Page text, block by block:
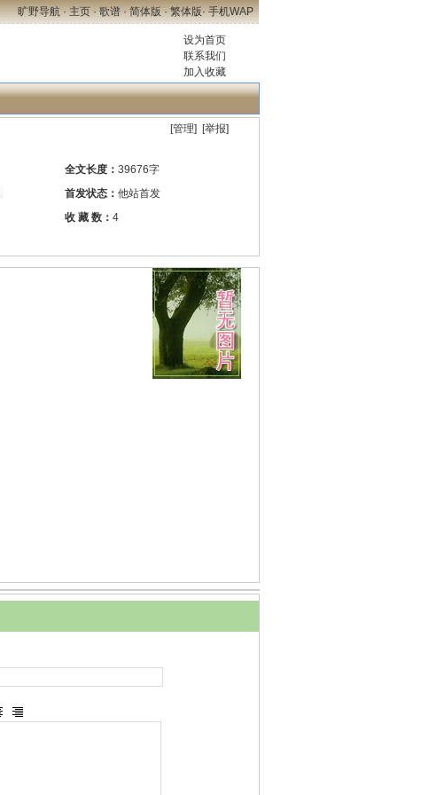
旷野导航·主页·歌谱·简体版·繁体版·手机WAP
设为首页
联系我们
加入收藏
[管理] [举报]
全文长度： 39676字
首发状态： 他站首发
收 藏 数： 4